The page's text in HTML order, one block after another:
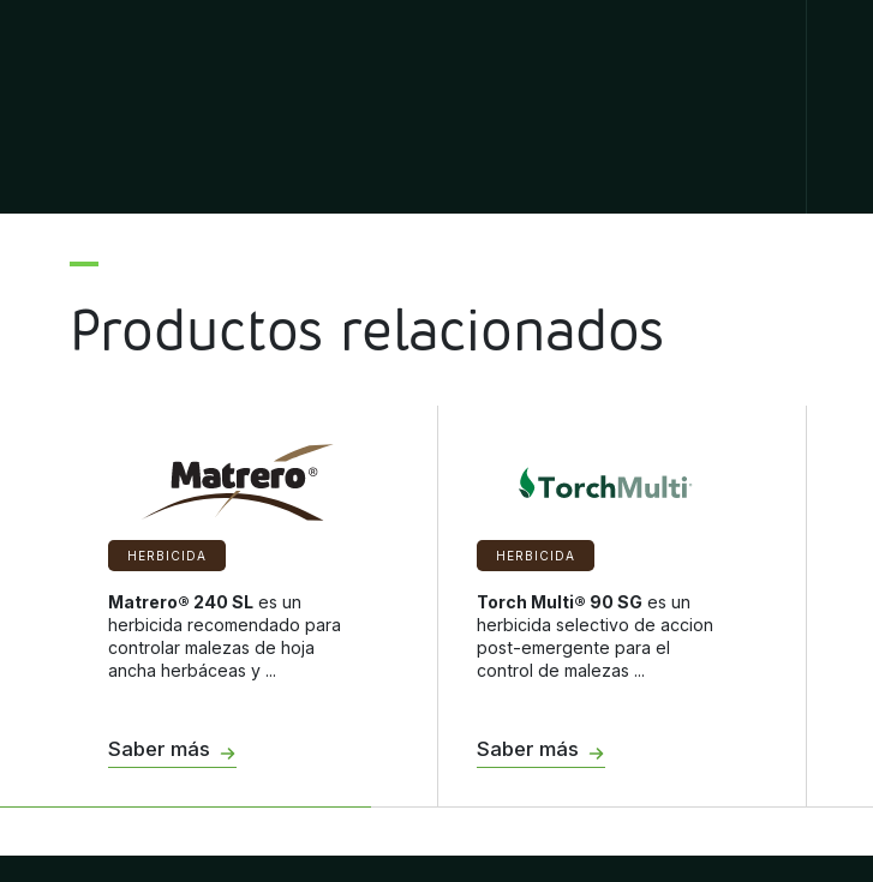
Productos relacionados
HERBICIDA
Matrero® 240 SL es un
herbicida recomendado para
controlar malezas de hoja
ancha herbáceas y ...
Saber más
HERBICIDA
Torch Multi® 90 SG es un
herbicida selectivo de accion
post-emergente para el
control de malezas ...
Saber más